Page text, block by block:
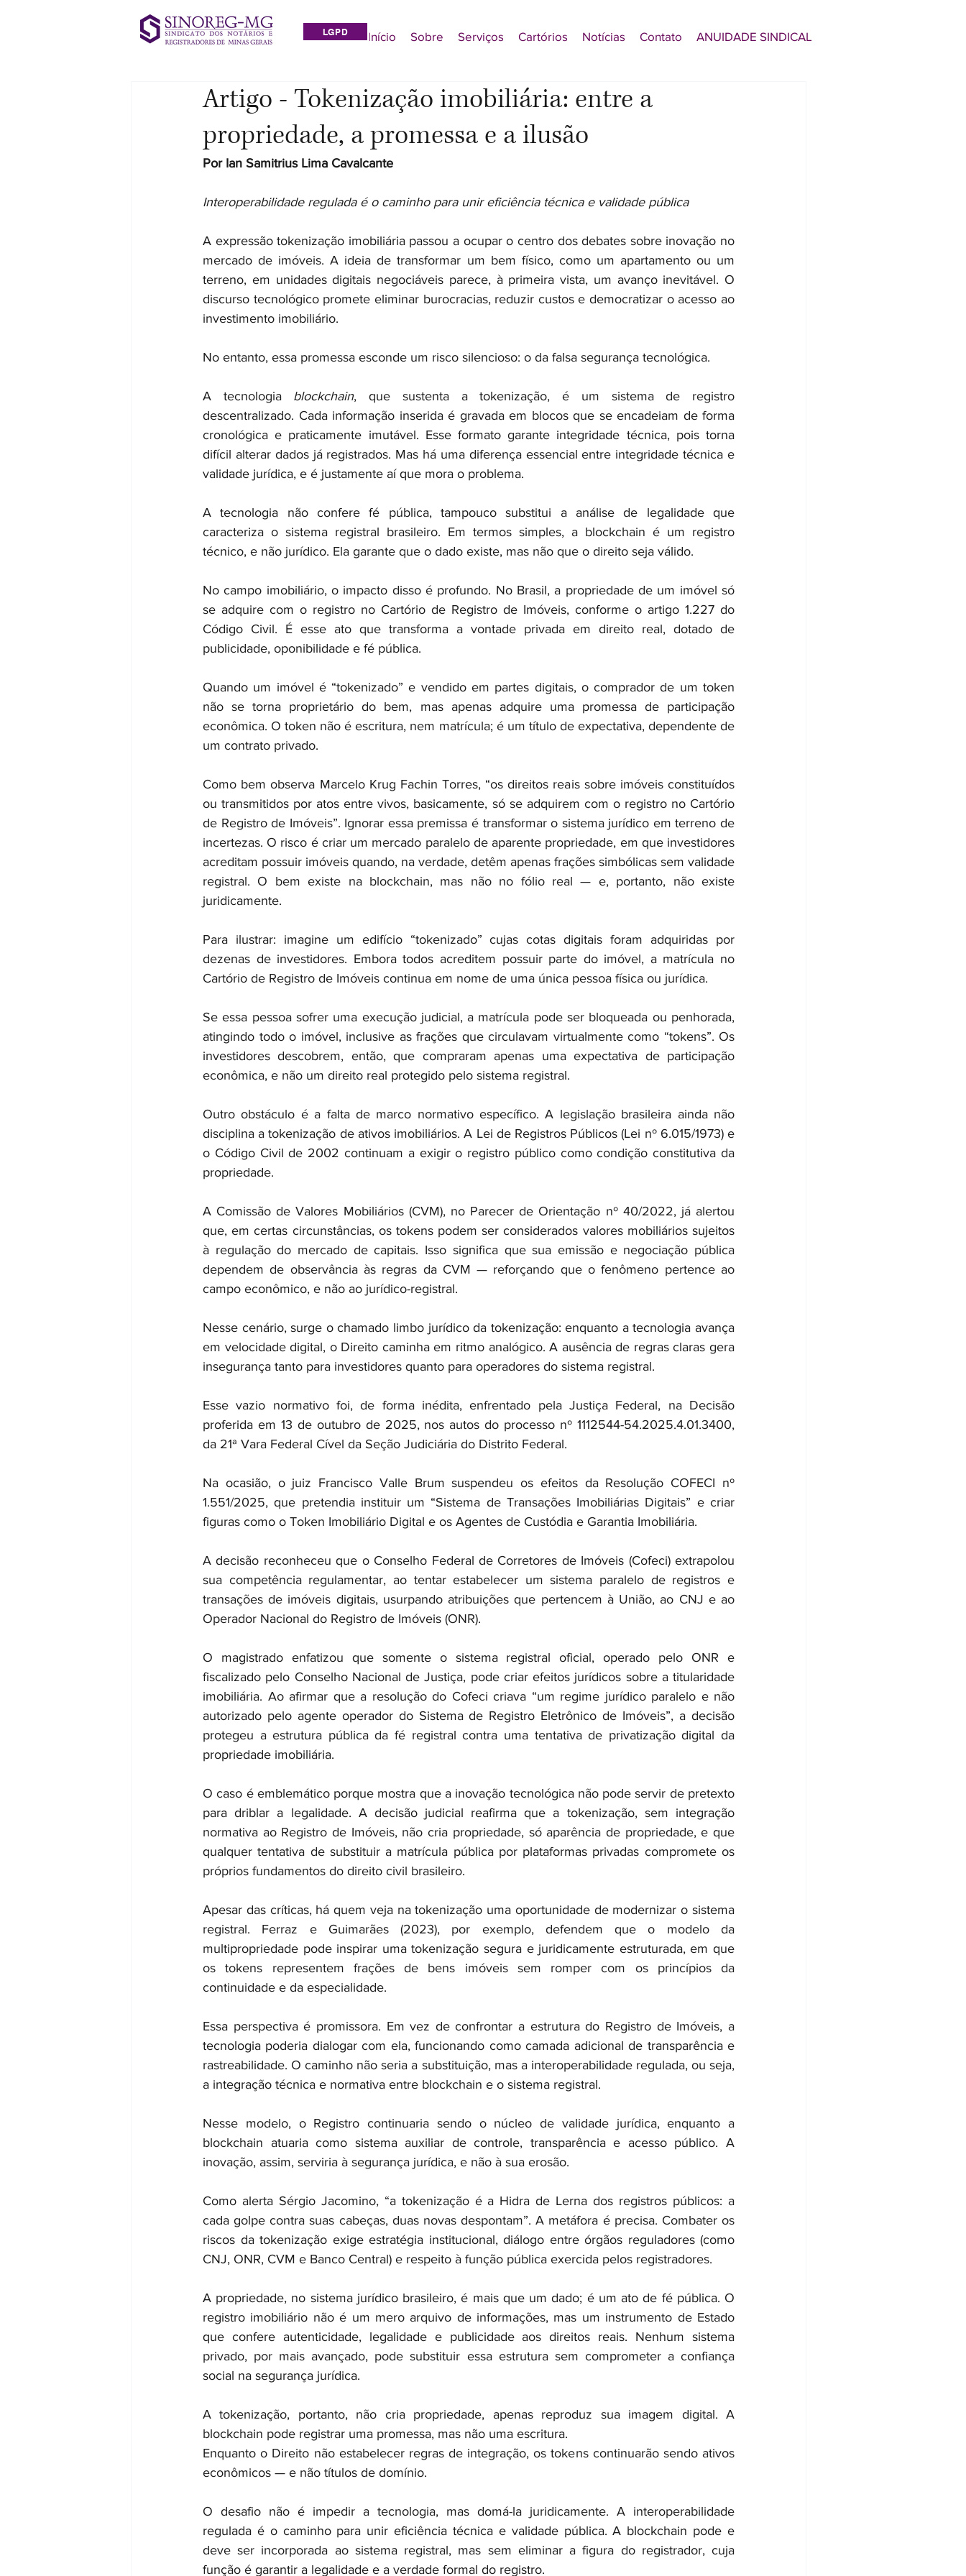
Início Sobre Serviços Cartórios Notícias Contato ANUIDADE SINDICAL
LGPD
Artigo - Tokenização imobiliária: entre a
propriedade, a promessa e a ilusão
Por Ian Samitrius Lima Cavalcante
Interoperabilidade regulada é o caminho para unir eficiência técnica e validade pública
A expressão tokenização imobiliária passou a ocupar o centro dos debates sobre inovação no
mercado de imóveis. A ideia de transformar um bem físico, como um apartamento ou um
terreno, em unidades digitais negociáveis parece, à primeira vista, um avanço inevitável. O
discurso tecnológico promete eliminar burocracias, reduzir custos e democratizar o acesso ao
investimento imobiliário.
No entanto, essa promessa esconde um risco silencioso: o da falsa segurança tecnológica.
A tecnologia blockchain, que sustenta a tokenização, é um sistema de registro
descentralizado. Cada informação inserida é gravada em blocos que se encadeiam de forma
cronológica e praticamente imutável. Esse formato garante integridade técnica, pois torna
difícil alterar dados já registrados. Mas há uma diferença essencial entre integridade técnica e
validade jurídica, e é justamente aí que mora o problema.
A tecnologia não confere fé pública, tampouco substitui a análise de legalidade que
caracteriza o sistema registral brasileiro. Em termos simples, a blockchain é um registro
técnico, e não jurídico. Ela garante que o dado existe, mas não que o direito seja válido.
No campo imobiliário, o impacto disso é profundo. No Brasil, a propriedade de um imóvel só
se adquire com o registro no Cartório de Registro de Imóveis, conforme o artigo 1.227 do
Código Civil. É esse ato que transforma a vontade privada em direito real, dotado de
publicidade, oponibilidade e fé pública.
Quando um imóvel é “tokenizado” e vendido em partes digitais, o comprador de um token
não se torna proprietário do bem, mas apenas adquire uma promessa de participação
econômica. O token não é escritura, nem matrícula; é um título de expectativa, dependente de
um contrato privado.
Como bem observa Marcelo Krug Fachin Torres, “os direitos reais sobre imóveis constituídos
ou transmitidos por atos entre vivos, basicamente, só se adquirem com o registro no Cartório
de Registro de Imóveis”. Ignorar essa premissa é transformar o sistema jurídico em terreno de
incertezas. O risco é criar um mercado paralelo de aparente propriedade, em que investidores
acreditam possuir imóveis quando, na verdade, detêm apenas frações simbólicas sem validade
registral. O bem existe na blockchain, mas não no fólio real — e, portanto, não existe
juridicamente.
Para ilustrar: imagine um edifício “tokenizado” cujas cotas digitais foram adquiridas por
dezenas de investidores. Embora todos acreditem possuir parte do imóvel, a matrícula no
Cartório de Registro de Imóveis continua em nome de uma única pessoa física ou jurídica.
Se essa pessoa sofrer uma execução judicial, a matrícula pode ser bloqueada ou penhorada,
atingindo todo o imóvel, inclusive as frações que circulavam virtualmente como “tokens”. Os
investidores descobrem, então, que compraram apenas uma expectativa de participação
econômica, e não um direito real protegido pelo sistema registral.
Outro obstáculo é a falta de marco normativo específico. A legislação brasileira ainda não
disciplina a tokenização de ativos imobiliários. A Lei de Registros Públicos (Lei nº 6.015/1973) e
o Código Civil de 2002 continuam a exigir o registro público como condição constitutiva da
propriedade.
A Comissão de Valores Mobiliários (CVM), no Parecer de Orientação nº 40/2022, já alertou
que, em certas circunstâncias, os tokens podem ser considerados valores mobiliários sujeitos
à regulação do mercado de capitais. Isso significa que sua emissão e negociação pública
dependem de observância às regras da CVM — reforçando que o fenômeno pertence ao
campo econômico, e não ao jurídico-registral.
Nesse cenário, surge o chamado limbo jurídico da tokenização: enquanto a tecnologia avança
em velocidade digital, o Direito caminha em ritmo analógico. A ausência de regras claras gera
insegurança tanto para investidores quanto para operadores do sistema registral.
Esse vazio normativo foi, de forma inédita, enfrentado pela Justiça Federal, na Decisão
proferida em 13 de outubro de 2025, nos autos do processo nº 1112544-54.2025.4.01.3400,
da 21ª Vara Federal Cível da Seção Judiciária do Distrito Federal.
Na ocasião, o juiz Francisco Valle Brum suspendeu os efeitos da Resolução COFECI nº
1.551/2025, que pretendia instituir um “Sistema de Transações Imobiliárias Digitais” e criar
figuras como o Token Imobiliário Digital e os Agentes de Custódia e Garantia Imobiliária.
A decisão reconheceu que o Conselho Federal de Corretores de Imóveis (Cofeci) extrapolou
sua competência regulamentar, ao tentar estabelecer um sistema paralelo de registros e
transações de imóveis digitais, usurpando atribuições que pertencem à União, ao CNJ e ao
Operador Nacional do Registro de Imóveis (ONR).
O magistrado enfatizou que somente o sistema registral oficial, operado pelo ONR e
fiscalizado pelo Conselho Nacional de Justiça, pode criar efeitos jurídicos sobre a titularidade
imobiliária. Ao afirmar que a resolução do Cofeci criava “um regime jurídico paralelo e não
autorizado pelo agente operador do Sistema de Registro Eletrônico de Imóveis”, a decisão
protegeu a estrutura pública da fé registral contra uma tentativa de privatização digital da
propriedade imobiliária.
O caso é emblemático porque mostra que a inovação tecnológica não pode servir de pretexto
para driblar a legalidade. A decisão judicial reafirma que a tokenização, sem integração
normativa ao Registro de Imóveis, não cria propriedade, só aparência de propriedade, e que
qualquer tentativa de substituir a matrícula pública por plataformas privadas compromete os
próprios fundamentos do direito civil brasileiro.
Apesar das críticas, há quem veja na tokenização uma oportunidade de modernizar o sistema
registral. Ferraz e Guimarães (2023), por exemplo, defendem que o modelo da
multipropriedade pode inspirar uma tokenização segura e juridicamente estruturada, em que
os tokens representem frações de bens imóveis sem romper com os princípios da
continuidade e da especialidade.
Essa perspectiva é promissora. Em vez de confrontar a estrutura do Registro de Imóveis, a
tecnologia poderia dialogar com ela, funcionando como camada adicional de transparência e
rastreabilidade. O caminho não seria a substituição, mas a interoperabilidade regulada, ou seja,
a integração técnica e normativa entre blockchain e o sistema registral.
Nesse modelo, o Registro continuaria sendo o núcleo de validade jurídica, enquanto a
blockchain atuaria como sistema auxiliar de controle, transparência e acesso público. A
inovação, assim, serviria à segurança jurídica, e não à sua erosão.
Como alerta Sérgio Jacomino, “a tokenização é a Hidra de Lerna dos registros públicos: a
cada golpe contra suas cabeças, duas novas despontam”. A metáfora é precisa. Combater os
riscos da tokenização exige estratégia institucional, diálogo entre órgãos reguladores (como
CNJ, ONR, CVM e Banco Central) e respeito à função pública exercida pelos registradores.
A propriedade, no sistema jurídico brasileiro, é mais que um dado; é um ato de fé pública. O
registro imobiliário não é um mero arquivo de informações, mas um instrumento de Estado
que confere autenticidade, legalidade e publicidade aos direitos reais. Nenhum sistema
privado, por mais avançado, pode substituir essa estrutura sem comprometer a confiança
social na segurança jurídica.
A tokenização, portanto, não cria propriedade, apenas reproduz sua imagem digital. A
blockchain pode registrar uma promessa, mas não uma escritura.
Enquanto o Direito não estabelecer regras de integração, os tokens continuarão sendo ativos
econômicos — e não títulos de domínio.
O desafio não é impedir a tecnologia, mas domá-la juridicamente. A interoperabilidade
regulada é o caminho para unir eficiência técnica e validade pública. A blockchain pode e
deve ser incorporada ao sistema registral, mas sem eliminar a figura do registrador, cuja
função é garantir a legalidade e a verdade formal do registro.